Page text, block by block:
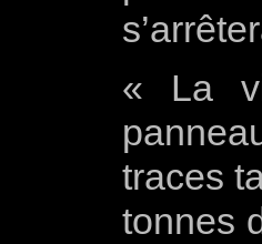
« La
traces
tonnes